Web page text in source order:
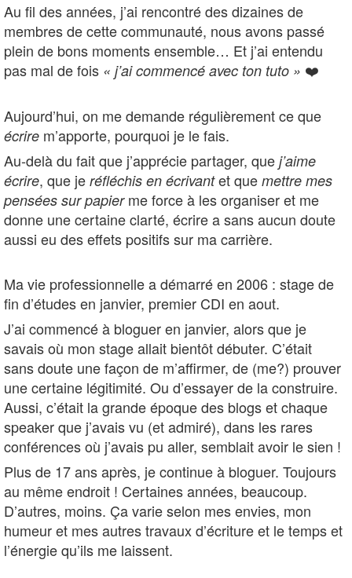
Au fil des années, j’ai rencontré des dizaines de
membres de cette communauté, nous avons passé
plein de bons moments ensemble… Et j’ai entendu
pas mal de fois « j’ai commencé avec ton tuto » ❤️
Aujourd’hui, on me demande régulièrement ce que
écrire m’apporte, pourquoi je le fais.
Au-delà du fait que j’apprécie partager, que j’aime
écrire, que je réfléchis en écrivantet que mettre mes
pensées sur papierme force à les organiser et me
donne une certaine clarté, écrire a sans aucun doute
aussi eu des effets positifs sur ma carrière.
Ma vie professionnelle a démarré en 2006 : stage de
fin d’études en janvier, premier CDI en aout.
J’ai commencé à bloguer en janvier, alors que je
savais où mon stage allait bientôt débuter. C’était
sans doute une façon de m’affirmer, de (me?) prouver
une certaine légitimité. Ou d’essayer de la construire.
Aussi, c’était la grande époque des blogs et chaque
speaker que j’avais vu (et admiré), dans les rares
conférences où j’avais pu aller, semblait avoir le sien !
Plus de 17 ans après, je continue à bloguer. Toujours
au même endroit ! Certaines années, beaucoup.
D’autres, moins. Ça varie selon mes envies, mon
humeur et mes autres travaux d’écriture et le temps et
l’énergie qu’ils me laissent.